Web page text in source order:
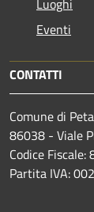
Eventi
CONTATTI
Comune di
86038 - Viale
Codice
Partita IVA: